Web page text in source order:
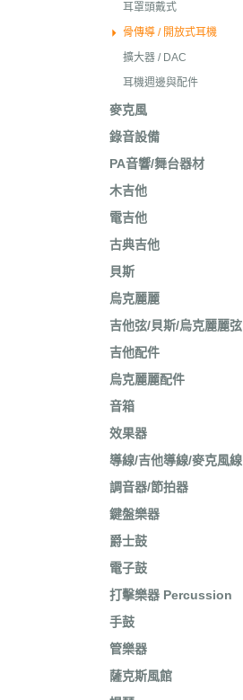
耳罩頭戴式
骨傳導 / 開放式耳機
擴大器 / DAC
耳機週邊與配件
麥克風
錄音設備
PA音響/舞台器材
木吉他
電吉他
古典吉他
貝斯
烏克麗麗
吉他弦/貝斯/烏克麗麗弦
吉他配件
烏克麗麗配件
音箱
效果器
導線/吉他導線/麥克風線
調音器/節拍器
鍵盤樂器
爵士鼓
電子鼓
打擊樂器 Percussion
手鼓
管樂器
薩克斯風館